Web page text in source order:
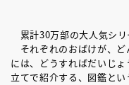
累計30万部の大人気シリ
それぞれのおばけが、ど
には、どうすればだいじ
立てで紹介する、図鑑とい